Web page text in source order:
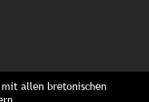
allen bretonischen